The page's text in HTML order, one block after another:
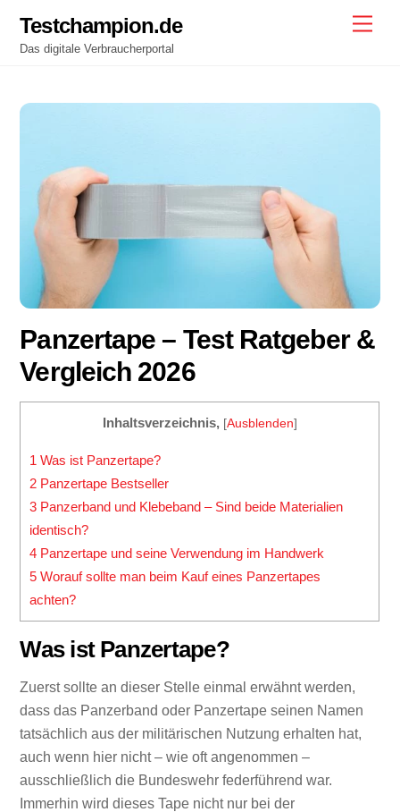
content
Testchampion.de
Das digitale Verbraucherportal
Panzertape – Test Ratgeber &
Vergleich 2026
Inhaltsverzeichnis, [Ausblenden]
1 Was ist Panzertape?
2 Panzertape Bestseller
3 Panzerband und Klebeband – Sind beide Materialien
identisch?
4 Panzertape und seine Verwendung im Handwerk
5 Worauf sollte man beim Kauf eines Panzertapes
achten?
Was ist Panzertape?
Zuerst sollte an dieser Stelle einmal erwähnt werden,
dass das Panzerband oder Panzertape seinen Namen
tatsächlich aus der militärischen Nutzung erhalten hat,
auch wenn hier nicht – wie oft angenommen –
ausschließlich die Bundeswehr federführend war.
Immerhin wird dieses Tape nicht nur bei der